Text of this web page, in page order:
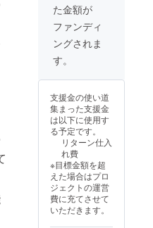
URLを
送らせ
ていた
だきま
た金額が
ファンディ
ングされま
す。
支援金の使い道
集まった支援金
は以下に使用す
る予定です。
リターン仕入
れ費
※目標金額を超
えた場合はプロ
ジェクトの運営
費に充てさせて
いただきます。